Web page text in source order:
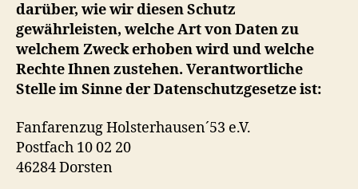
darüber, wie wir diesen Schutz
gewährleisten, welche Art von Daten zu
welchem Zweck erhoben wird und welche
Rechte Ihnen zustehen. Verantwortliche
Stelle im Sinne der Datenschutzgesetze ist:
Fanfarenzug Holsterhausen´53 e.V.
Postfach 10 02 20
46284 Dorsten